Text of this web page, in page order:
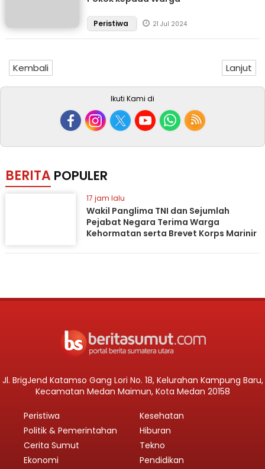
Peristiwa 21 Jul 2024
Kembali Lanjut
Ikuti Kami di
BERITA POPULER
17 jam lalu
Wakil Panglima TNI dan Sejumlah
Pejabat Negara Terima Warga
Kehormatan serta Brevet Korps Marinir
Jl. BrigJend Katamso Gang Lori No. 18, Kelurahan Kampung Baru,
Kecamatan Medan Maimun, Kota Medan 20158
Peristiwa
Politik & Pemerintahan
Cerita Sumut
Ekonomi
Kesehatan
Hiburan
Tekno
Pendidikan